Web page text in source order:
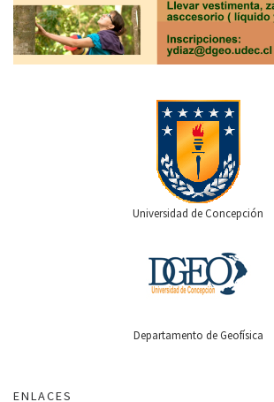
Universidad de Concepción
Departamento de Geofísica
ENLACES